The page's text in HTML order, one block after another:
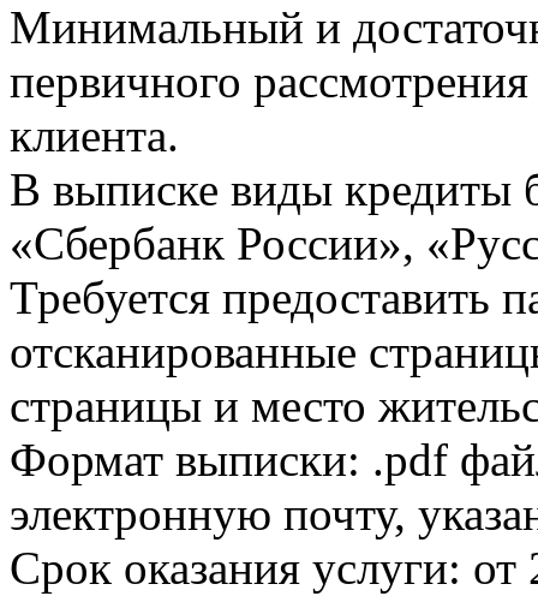
Минимальный и
первичного
клиента.
В выписке виды кредиты
«Сбербанк России»,
Требуется предоставить
отсканированные
страницы и место
Формат выписки: .pdf
электронную почту,
Срок оказания услуги: от